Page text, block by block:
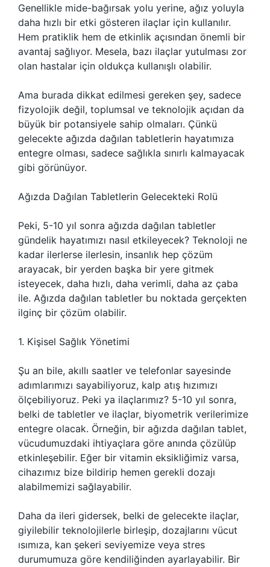
Genellikle mide-bağırsak yolu yerine, ağız yoluyla
daha hızlı bir etki gösteren ilaçlar için kullanılır.
Hem pratiklik hem de etkinlik açısından önemli bir
avantaj sağlıyor. Mesela, bazı ilaçlar yutulması zor
olan hastalar için oldukça kullanışlı olabilir.
Ama burada dikkat edilmesi gereken şey, sadece
fizyolojik değil, toplumsal ve teknolojik açıdan da
büyük bir potansiyele sahip olmaları. Çünkü
gelecekte ağızda dağılan tabletlerin hayatımıza
entegre olması, sadece sağlıkla sınırlı kalmayacak
gibi görünüyor.
Ağızda Dağılan Tabletlerin Gelecekteki Rolü
Peki, 5-10 yıl sonra ağızda dağılan tabletler
gündelik hayatımızı nasıl etkileyecek? Teknoloji ne
kadar ilerlerse ilerlesin, insanlık hep çözüm
arayacak, bir yerden başka bir yere gitmek
isteyecek, daha hızlı, daha verimli, daha az çaba
ile. Ağızda dağılan tabletler bu noktada gerçekten
ilginç bir çözüm olabilir.
1. Kişisel Sağlık Yönetimi
Şu an bile, akıllı saatler ve telefonlar sayesinde
adımlarımızı sayabiliyoruz, kalp atış hızımızı
ölçebiliyoruz. Peki ya ilaçlarımız? 5-10 yıl sonra,
belki de tabletler ve ilaçlar, biyometrik verilerimize
entegre olacak. Örneğin, bir ağızda dağılan tablet,
vücudumuzdaki ihtiyaçlara göre anında çözülüp
etkinleşebilir. Eğer bir vitamin eksikliğimiz varsa,
cihazımız bize bildirip hemen gerekli dozajı
alabilmemizi sağlayabilir.
Daha da ileri gidersek, belki de gelecekte ilaçlar,
giyilebilir teknolojilerle birleşip, dozajlarını vücut
ısımıza, kan şekeri seviyemize veya stres
durumumuza göre kendiliğinden ayarlayabilir. Bir